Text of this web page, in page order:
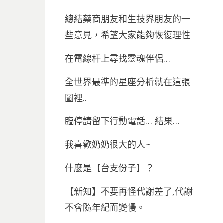
總結藥商朋友和生技界朋友的一
些意見，希望大家能夠恢復理性
在電線杆上尋找靈魂伴侶…
全世界最準的星座分析就在這張
圖裡..
臨停請留下行動電話… 結果…
我喜歡奶奶很大的人~
什麼是【台支份子】？
【新知】不要再怪代謝差了,代謝
不會隨年紀而變慢。